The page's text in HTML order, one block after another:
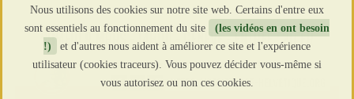
Nous utilisons des cookies sur notre site web. Certains d'entre eux
sont essentiels au fonctionnement du site
(les vidéos en ont besoin
!)
et d'autres nous aident à améliorer ce site et l'expérience
utilisateur (cookies traceurs). Vous pouvez décider vous-même si
vous autorisez ou non ces cookies.